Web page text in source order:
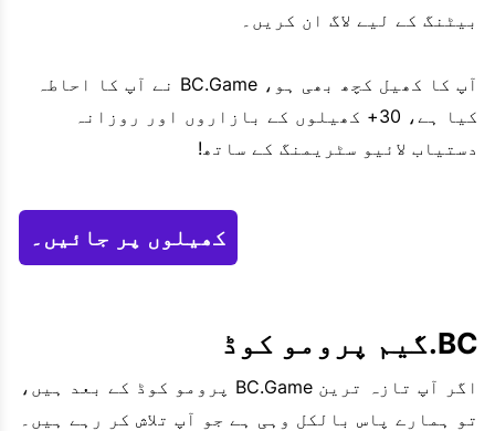
بیٹنگ کے لیے لاگ ان کریں۔
آپ کا کھیل کچھ بھی ہو، BC.Game نے آپ کا احاطہ
کیا ہے، 30+ کھیلوں کے بازاروں اور روزانہ
دستیاب لائیو سٹریمنگ کے ساتھ!
کھیلوں پر جائیں۔
BC.گیم پرومو کوڈ
اگر آپ تازہ ترین BC.Game پرومو کوڈ کے بعد ہیں،
تو ہمارے پاس بالکل وہی ہے جو آپ تلاش کر رہے ہیں۔